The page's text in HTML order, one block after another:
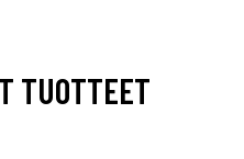
TUOTTEET